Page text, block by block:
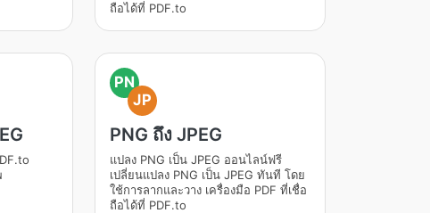
ถือได้ที่ PDF.to
PN
JP
PNG ถึง JPEG
แปลง PNG เป็น JPEG ออนไลน์ฟรี
เปลี่ยนแปลง PNG เป็น JPEG ทันที โดย
ใช้การลากและวาง เครื่องมือ PDF ที่เชื่อ
ถือได้ที่ PDF.to